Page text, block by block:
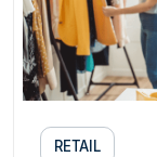
RETAIL